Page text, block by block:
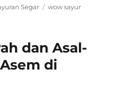
Segar Tags
wow sayur
dan Asal-
di